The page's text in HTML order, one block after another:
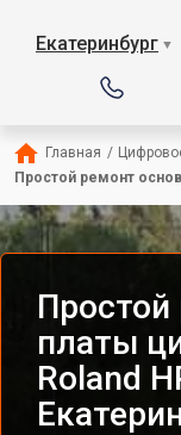
Екатеринбург ▼
Главная /
Простой ремонт
платы
Roland